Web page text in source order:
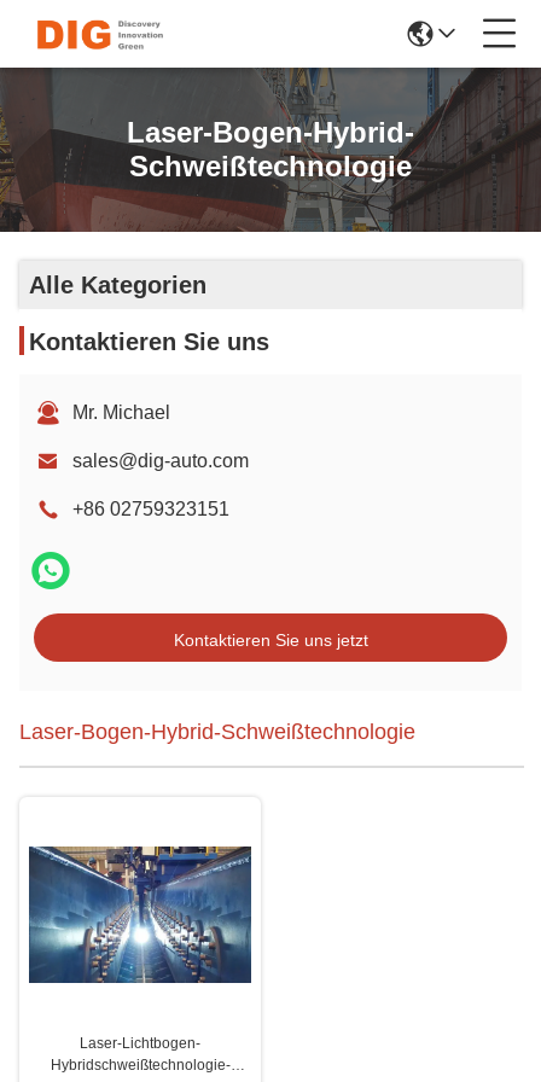
Laser-Bogen-Hybrid-
Schweißtechnologie
Alle Kategorien
Kontaktieren Sie uns
Mr. Michael
sales@dig-auto.com
+86 02759323151
Kontaktieren Sie uns jetzt
Laser-Bogen-Hybrid-Schweißtechnologie
Laser-Lichtbogen-
Hybridschweißtechnologie-